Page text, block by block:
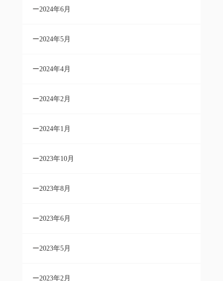
2024年6月
2024年5月
2024年4月
2024年2月
2024年1月
2023年10月
2023年8月
2023年6月
2023年5月
2023年2月